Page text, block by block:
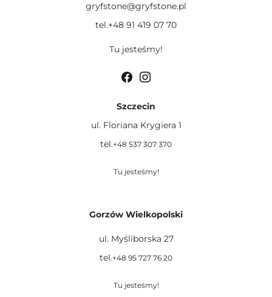
gryfstone@gryfstone.pl
tel.+48 91 419 07 70
Tu jesteśmy!
Szczecin
ul. Floriana Krygiera 1
tel.+48 537 307 370
Tu jesteśmy!
Gorzów Wielkopolski
ul. Myśliborska 27
tel.+48 95 727 76 20
Tu jesteśmy!